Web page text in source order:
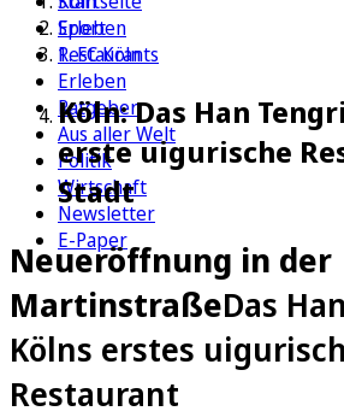
Sport
1. FC Köln
Erleben
Ratgeber
Aus aller Welt
Politik
Wirtschaft
Newsletter
E-Paper
Erleben
Restaurants
Köln: Das Han
erste uigurische
Stadt
Neueröffnung in der
MartinstraßeDas
Kölns erstes
Restaurant